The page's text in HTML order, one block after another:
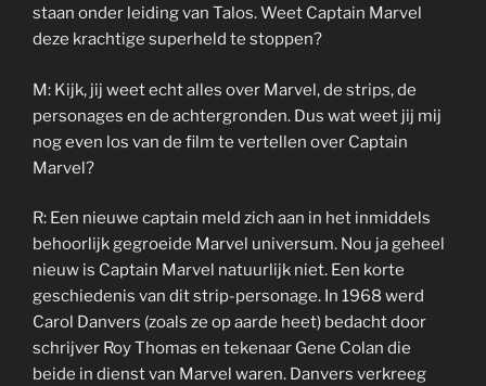
staan onder leiding van Talos. Weet Captain Marvel
deze krachtige superheld te stoppen?
M: Kijk, jij weet echt alles over Marvel, de strips, de
personages en de achtergronden. Dus wat weet jij mij
nog even los van de film te vertellen over Captain
Marvel?
R: Een nieuwe captain meld zich aan in het inmiddels
behoorlijk gegroeide Marvel universum. Nou ja geheel
nieuw is Captain Marvel natuurlijk niet. Een korte
geschiedenis van dit strip-personage. In 1968 werd
Carol Danvers (zoals ze op aarde heet) bedacht door
schrijver Roy Thomas en tekenaar Gene Colan die
beide in dienst van Marvel waren. Danvers verkreeg